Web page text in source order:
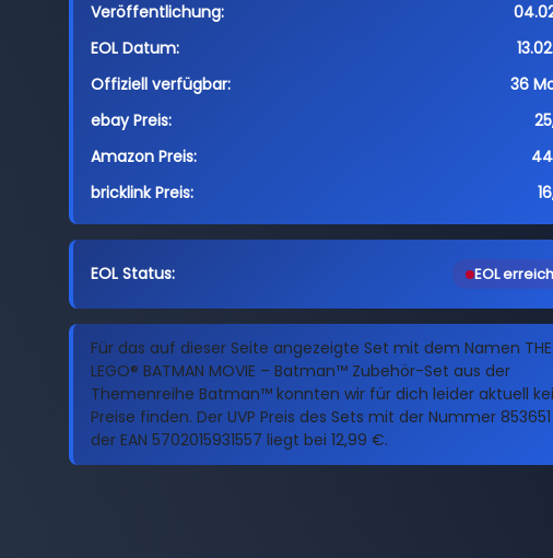
Veröffentlichung:
EOL Datum:
Offiziell verfügbar:
36
ebay Preis:
Amazon Preis:
bricklink Preis:
EOL Status: EOL
Für das auf dieser Seite angezeigte Set mit dem Namen THE
LEGO® BATMAN MOVIE – Batman™ Zubehör-Set aus der
Themenreihe Batman™ konnten wir für dich leider aktuell
Preise finden. Der UVP Preis des Sets mit der Nummer
der EAN 5702015931557 liegt bei 12,99 €.